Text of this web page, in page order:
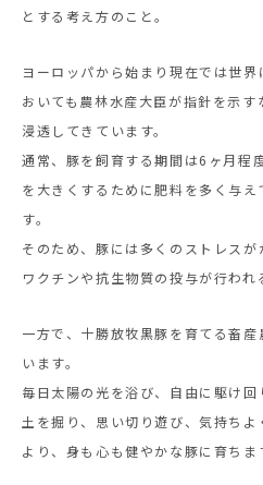
とする考え方のこと。
ヨーロッパから始まり現在では世
おいても農林水産大臣が指針を示す
浸透してきています。
通常、豚を飼育する期間は6ヶ月程
を大きくするために肥料を多く与
す。
そのため、豚には多くのストレス
ワクチンや抗生物質の投与が行われ
一方で、十勝放牧黒豚を育てる畜
います。
毎日太陽の光を浴び、自由に駆け
土を掘り、思い切り遊び、気持ち
より、身も心も健やかな豚に育ちま